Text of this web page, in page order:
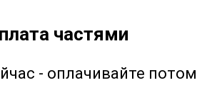
частями
- оплачивайте потом